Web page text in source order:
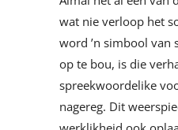
wat nie verloop het
word ’n simbool van
op te bou, is die
spreekwoordelike
nagereg. Dit